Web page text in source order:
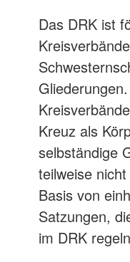
Das DRK ist
Kreuz als
selbständige
teilweise
Basis von
Satzungen,
im DRK